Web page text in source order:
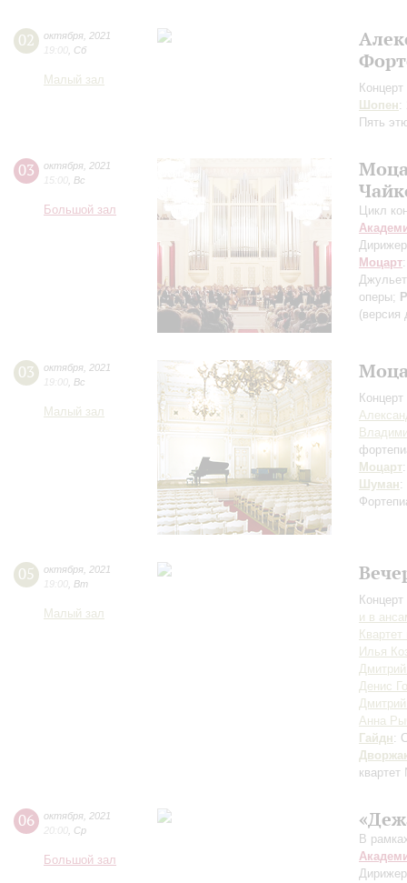
02 октября 2021
19:00 Сб
Малый зал
Шопен:
Пять
03 октября 2021
15:00 Вс
Большой зал
Цикл
Моцарт
оперы;
(версия
03 октября 2021
19:00 Вс
Малый зал
Моцарт
Шуман:
05 октября 2021
19:00 Вт
Малый зал
и в
Илья
Денис
Анна
Гайдн:
06 октября 2021
20:00 Ср
Большой зал
В